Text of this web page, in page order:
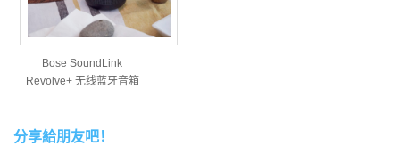
Bose SoundLink
Revolve+ 无线蓝牙音箱
分享給朋友吧！